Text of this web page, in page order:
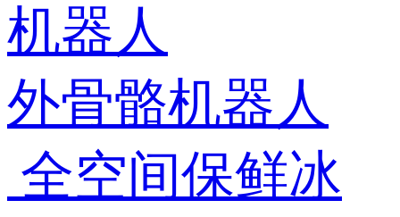
机器人
外骨骼机器人
全空间保鲜冰